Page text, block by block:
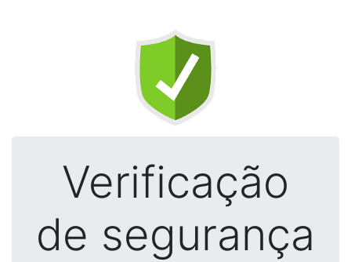
Verificação
de segurança